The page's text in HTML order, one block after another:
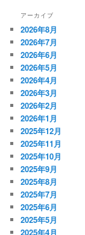
アーカイブ
2026年8月
2026年7月
2026年6月
2026年5月
2026年4月
2026年3月
2026年2月
2026年1月
2025年12月
2025年11月
2025年10月
2025年9月
2025年8月
2025年7月
2025年6月
2025年5月
2025年4月